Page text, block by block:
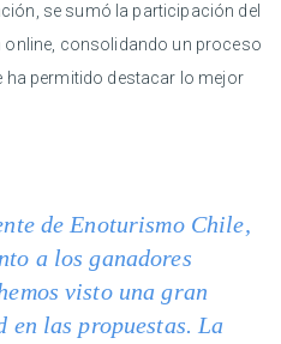
se sumó la participación del
consolidando un proceso
ha permitido destacar lo mejor
de Enoturismo Chile,
a los ganadores
visto una gran
las propuestas. La